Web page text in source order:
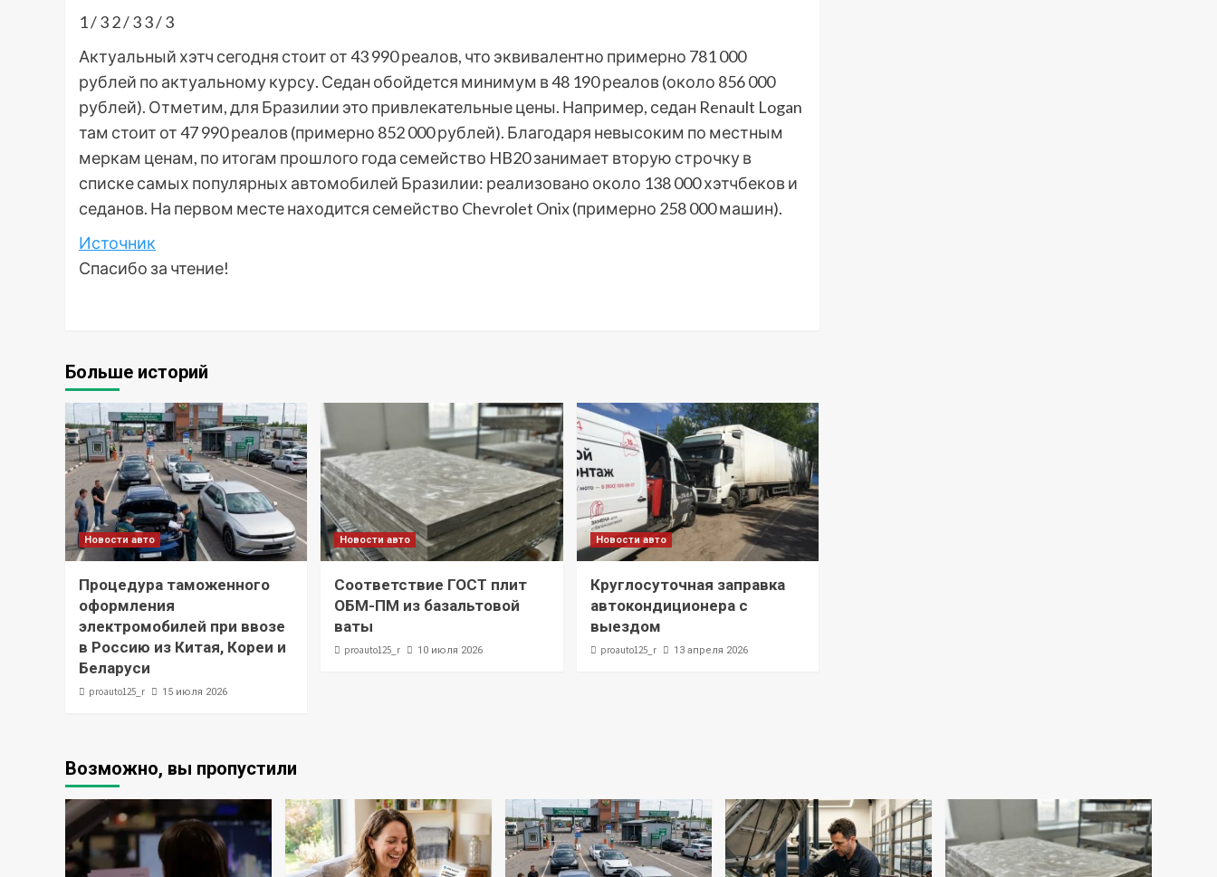
1/ 32/ 33/ 3
Актуальный хэтч сегодня стоит от 43 990 реалов, что эквивалентно примерно 781 000
рублей по актуальному курсу. Седан обойдется минимум в 48 190 реалов (около 856 000
рублей). Отметим, для Бразилии это привлекательные цены. Например, седан Renault Logan
там стоит от 47 990 реалов (примерно 852 000 рублей). Благодаря невысоким по местным
меркам ценам, по итогам прошлого года семейство HB20 занимает вторую строчку в
списке самых популярных автомобилей Бразилии: реализовано около 138 000 хэтчбеков и
седанов. На первом месте находится семейство Chevrolet Onix (примерно 258 000 машин).
Источник
Спасибо за чтение!
Больше историй
Новости авто
Процедура таможенного
оформления
электромобилей при ввозе
в Россию из Китая, Кореи и
Беларуси
proauto125_r 15 июля 2026
Новости авто
Соответствие ГОСТ плит
ОБМ-ПМ из базальтовой
ваты
proauto125_r 10 июля 2026
Новости авто
Круглосуточная заправка
автокондиционера с
выездом
proauto125_r 13 апреля 2026
Возможно, вы пропустили